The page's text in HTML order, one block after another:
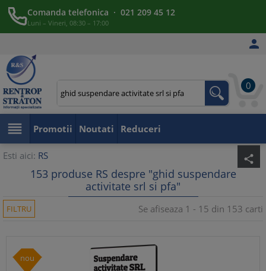
Comanda telefonica · 021 209 45 12
Luni – Vineri, 08:30 – 17:00

0
 Promotii Noutati Reduceri
Esti aici: RS share
153 produse RS despre "ghid suspendare
activitate srl si pfa"
FILTRU Se afiseaza 1 - 15 din 153 carti
nou